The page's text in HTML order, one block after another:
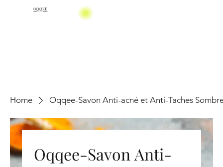
OQQEE
Home Oqqee-Savon Anti-acné et Anti-Taches
Oqqee-Savon Anti-